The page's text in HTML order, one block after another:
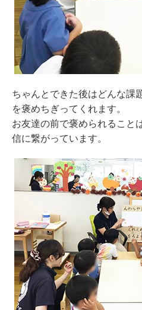
ちゃんとできた後はどんな課
を褒めちぎってくれます。
お友達の前で褒められること
信に繋がっています。